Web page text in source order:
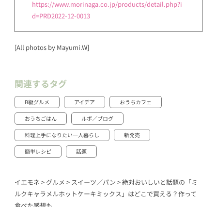
https://www.morinaga.co.jp/products/detail.php?i
d=PRD2022-12-0013
[All photos by Mayumi.W]
関連するタグ
B級グルメ アイデア おうちカフェ
おうちごはん ルポ／ブログ
料理上手になりたい一人暮らし 新発売
簡単レシピ 話題
イエモネ > グルメ > スイーツ／パン >絶対おいしいと話題の「ミ
ルクキャラメルホットケーキミックス」はどこで買える？作って